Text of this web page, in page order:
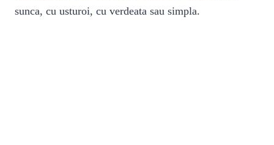
sunca, cu usturoi, cu verdeata sau simpla.